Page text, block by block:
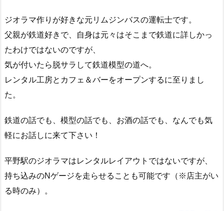
ジオラマ作りが好きな元リムジンバスの運転士です。
父親が鉄道好きで、自身は元々はそこまで鉄道に詳しかっ
たわけではないのですが、
気が付いたら脱サラして鉄道模型の道へ。
レンタル工房とカフェ＆バーをオープンするに至りまし
た。
鉄道の話でも、模型の話でも、お酒の話でも、なんでも気
軽にお話しに来て下さい！
平野駅のジオラマはレンタルレイアウトではないですが、
持ち込みのNゲージを走らせることも可能です（※店主がい
る時のみ）。